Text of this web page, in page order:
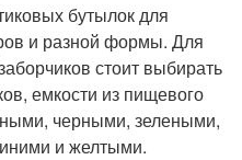
бутылок для
и разной формы. Для
стоит выбирать
емкости из пищевого
черными, зелеными,
и желтыми.